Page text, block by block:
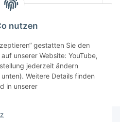
nutzen
gestatten Sie den
unserer Website: YouTube,
jederzeit ändern
Weitere Details finden
in unserer
1,00 Stück